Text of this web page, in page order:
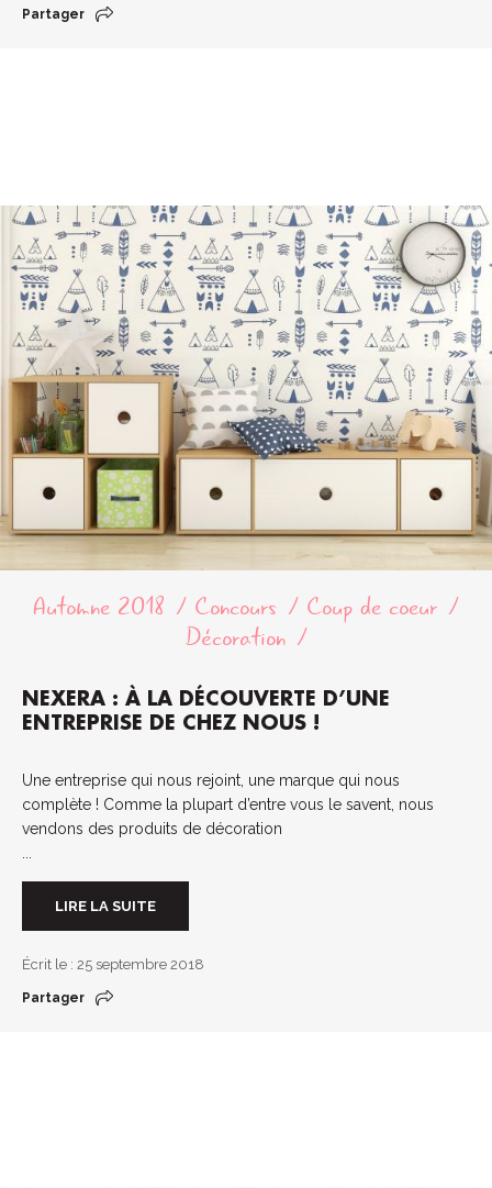
Partager
Automne 2018 Concours
Coup de coeur
Décoration
NEXERA : À LA DÉCOUVERTE D’UNE
ENTREPRISE DE CHEZ NOUS !
Une entreprise qui nous rejoint, une marque qui nous
complète ! Comme la plupart d’entre vous le savent, nous
vendons des produits de décoration
LIRE LA SUITE
Écrit le : 25 septembre 2018
Partager